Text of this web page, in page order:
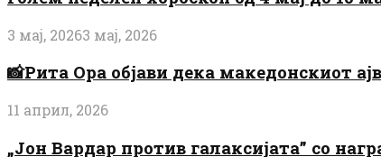
3 мај, 20263 мај, 2026
📸Рита Ора објави дека македонскиот
11 април, 2026
„Јон Вардар против галаксијата” со